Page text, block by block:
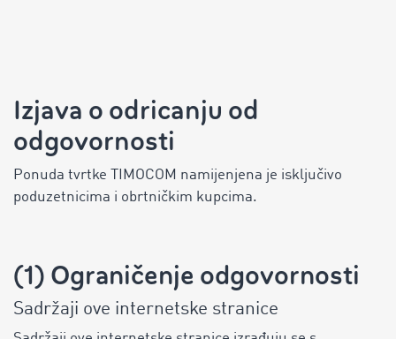
Izjava o odricanju od
odgovornosti
Ponuda tvrtke TIMOCOM namijenjena je isključivo
poduzetnicima i obrtničkim kupcima.
(1) Ograničenje odgovornosti
Sadržaji ove internetske stranice